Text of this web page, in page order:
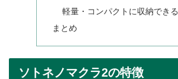
軽量・コンパクトに収納できる
まとめ
ソトネノマクラ2の特徴